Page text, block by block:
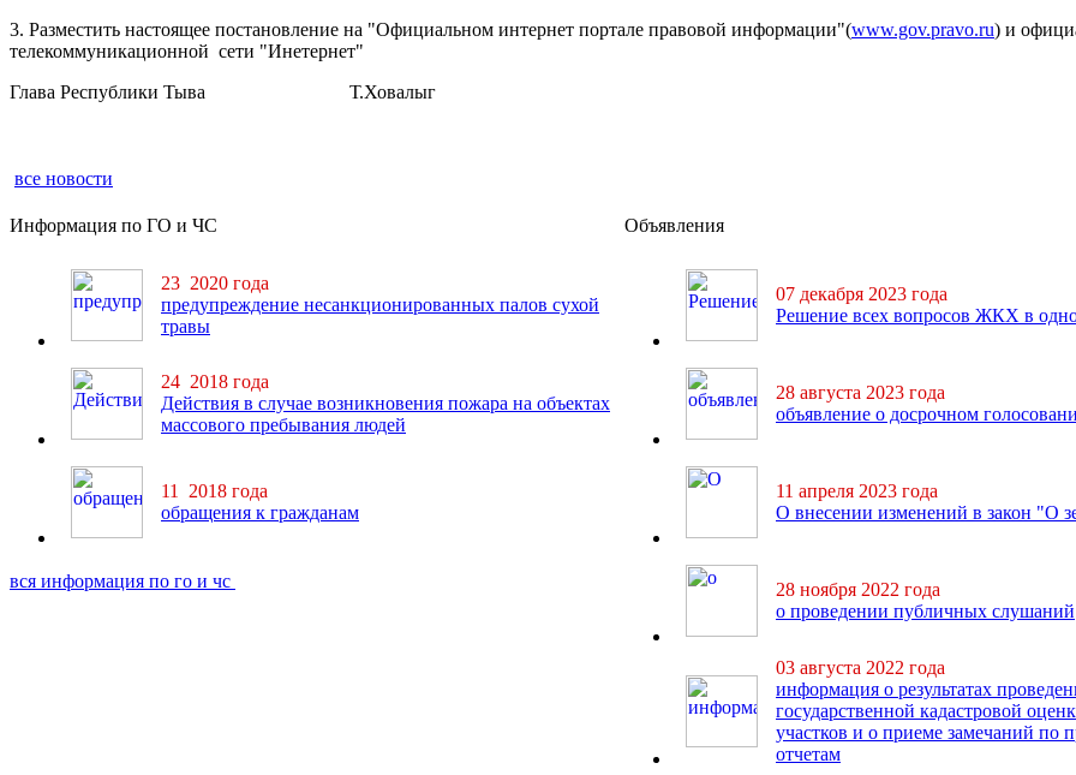
3. Разместить настоящее постановление на "Официальном интернет портале правовой информации"(www.gov.pravo.ru) и
телекоммуникационной сети "Инетернет"
Глава Республики Тыва Т.Ховалыг
все новости
Информация по ГО и ЧС
23 2020 года
предупреждение несанкционированных палов сухой
травы
24 2018 года
Действия в случае возникновения пожара на объектах
массового пребывания людей
11 2018 года
обращения к гражданам
вся информация по го и чс
Объявления
07 декабря 2023 года
Решение всех вопросов ЖКХ в
28 августа 2023 года
объявление о досрочном
11 апреля 2023 года
О внесении изменений в закон "О
28 ноября 2022 года
о проведении публичных слушаний
03 августа 2022 года
информация о результатах
государственной кадастровой
участков и о приеме замечаний по
отчетам